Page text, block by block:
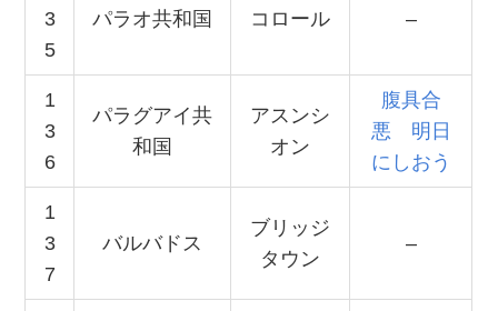
3
5
パラオ共和国 コロール –
1
3
6
パラグアイ共
和国
アスンシ
オン
腹具合
悪 明日
にしおう
1
3
7
バルバドス
ブリッジ
タウン
–